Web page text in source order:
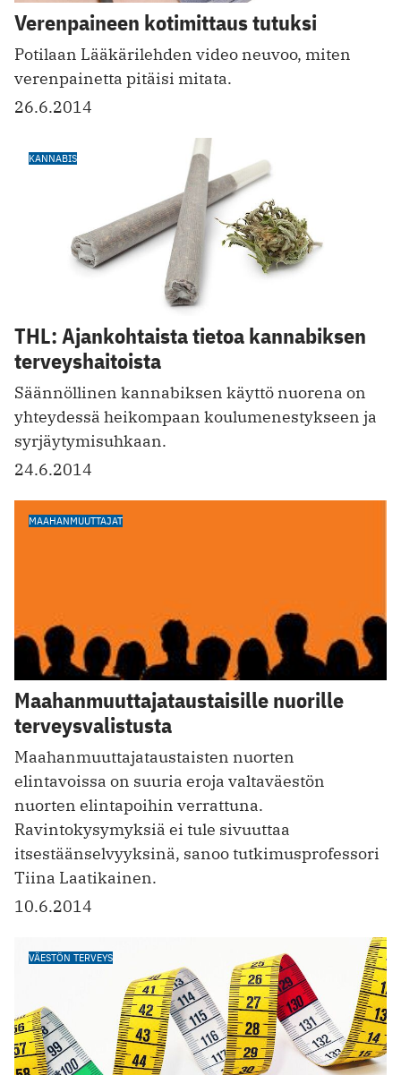
Verenpaineen kotimittaus tutuksi
Potilaan Lääkärilehden video neuvoo, miten
verenpainetta pitäisi mitata.
26.6.2014
KANNABIS
THL: Ajankohtaista tietoa kannabiksen
terveyshaitoista
Säännöllinen kannabiksen käyttö nuorena on
yhteydessä heikompaan koulumenestykseen ja
syrjäytymisuhkaan.
24.6.2014
MAAHANMUUTTAJAT
Maahanmuuttajataustaisille nuorille
terveysvalistusta
Maahanmuuttajataustaisten nuorten
elintavoissa on suuria eroja valtaväestön
nuorten elintapoihin verrattuna.
Ravintokysymyksiä ei tule sivuuttaa
itsestäänselvyyksinä, sanoo tutkimusprofessori
Tiina Laatikainen.
10.6.2014
VÄESTÖN TERVEYS